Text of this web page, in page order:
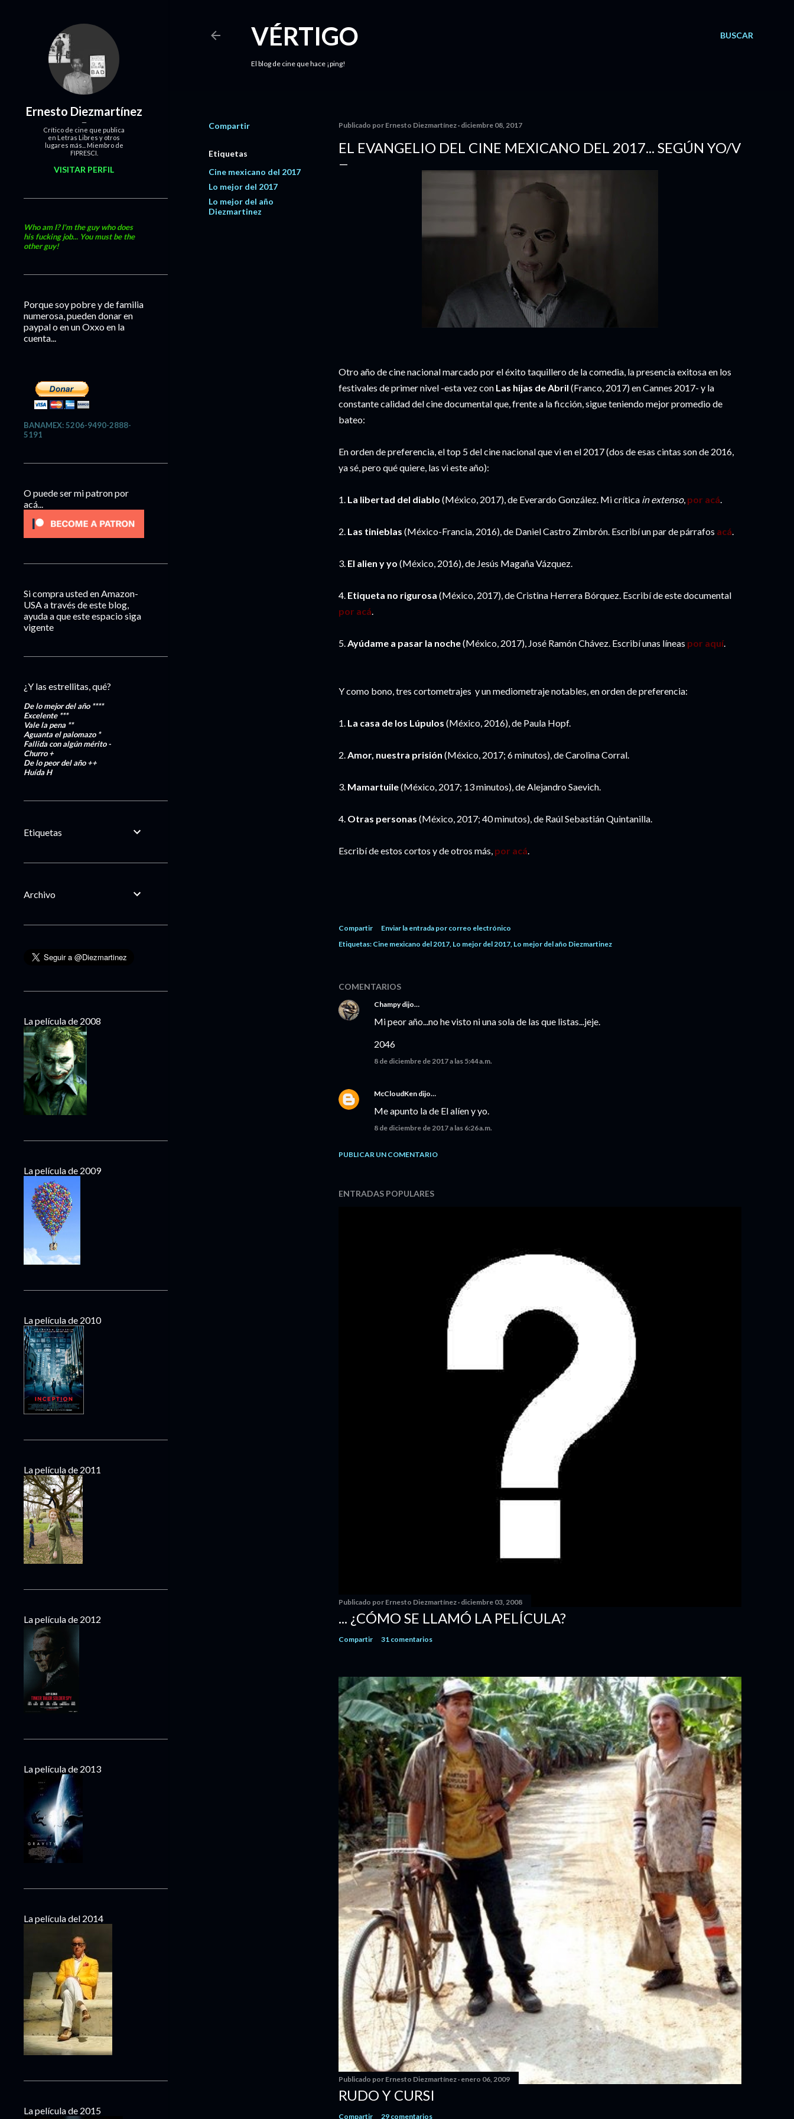
BUSCAR
VÉRTIGO
El blog de cine que hace ¡ping!
Compartir
Etiquetas
Cine mexicano del 2017
Lo mejor del 2017
Lo mejor del año
Diezmartinez
Publicado por Ernesto Diezmartínez diciembre 08, 2017
EL EVANGELIO DEL CINE MEXICANO DEL 2017... SEGÚN YO/V
Otro año de cine nacional marcado por el éxito taquillero de la comedia, la presencia exitosa en los
festivales de primer nivel -esta vez con Las hijas de Abril (Franco, 2017) en Cannes 2017- y la
constante calidad del cine documental que, frente a la ficción, sigue teniendo mejor promedio de
bateo:
En orden de preferencia, el top 5 del cine nacional que vi en el 2017 (dos de esas cintas son de 2016,
ya sé, pero qué quiere, las vi este año):
1. La libertad del diablo (México, 2017), de Everardo González. Mi crítica in extenso, por acá.
2. Las tinieblas (México-Francia, 2016), de Daniel Castro Zimbrón. Escribí un par de párrafos acá.
3. El alien y yo (México, 2016), de Jesús Magaña Vázquez.
4. Etiqueta no rigurosa (México, 2017), de Cristina Herrera Bórquez. Escribí de este documental
por acá.
5.Ayúdame a pasar la noche(México, 2017), José Ramón Chávez. Escribí unas líneas por aquí.
Y como bono, tres cortometrajes y un mediometraje notables, en orden de preferencia:
1. La casa de los Lúpulos (México, 2016), de Paula Hopf.
2.Amor, nuestra prisión (México, 2017; 6 minutos), de Carolina Corral.
3. Mamartuile(México, 2017; 13 minutos), de Alejandro Saevich.
4. Otras personas (México, 2017; 40 minutos), de Raúl Sebastián Quintanilla.
Escribí de estos cortos y de otros más, por acá.
Compartir
Enviar la entrada por correo electrónico
Etiquetas: Cine mexicano del 2017 Lo mejor del 2017 Lo mejor del año Diezmartinez
COMENTARIOS
Champydijo…
Mi peor año...no he visto ni una sola de las que listas...jeje.
2046
8 de diciembre de 2017 a las 5:44 a.m.
McCloudKen dijo…
Me apunto la de El alíen y yo.
8 de diciembre de 2017 a las 6:26 a.m.
PUBLICAR UN COMENTARIO
ENTRADAS POPULARES
Publicado por Ernesto Diezmartínez diciembre 03, 2008
... ¿CÓMO SE LLAMÓ LA PELÍCULA?
Compartir 31 comentarios
Publicado por Ernesto Diezmartínez enero 06, 2009
RUDO Y CURSI
Compartir 29 comentarios
Ernesto Diezmartínez
Crítico de cine que publica
en Letras Libres y otros
lugares más... Miembro de
FIPRESCI.
VISITAR PERFIL
Who am I? I'm the guy who does
his fucking job... You must be the
other guy!
Porque soy pobre y de familia
numerosa, pueden donar en
paypal o en un Oxxo en la
cuenta...
BANAMEX: 5206-9490-2888-
5191
O puede ser mi patron por
acá...
Si compra usted en Amazon-
USA a través de este blog,
ayuda a que este espacio siga
vigente
¿Y las estrellitas, qué?
De lo mejor del año ****
Excelente***
Vale la pena **
Aguanta el palomazo *
Fallida con algún mérito-
Churro+
De lo peor del año++
HuídaH
Etiquetas
Archivo
La película de 2008
La película de 2009
La película de 2010
La película de 2011
La película de 2012
La película de 2013
La película del 2014
La película de 2015